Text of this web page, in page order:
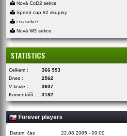
Nová CoD2 sekce
Speed cup #2 skupiny
css sekce
Nová W3 sekce
STATISTICS
Celkem :
366 993
Dnes :
2562
V knize :
3607
Komentářů :
3182
Forever players
Datum, čas : 22.08.2005 - 00:00